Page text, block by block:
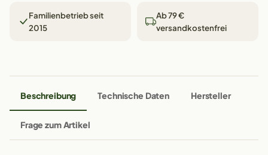
Familienbetrieb seit
2015
Ab 79 €
versandkostenfrei
Beschreibung Technische Daten Hersteller
Frage zum Artikel